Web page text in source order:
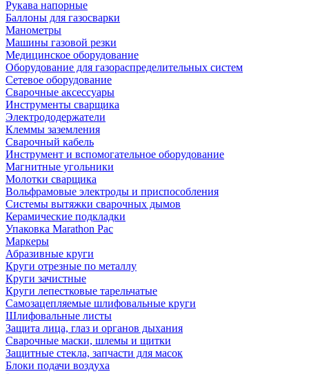
Рукава напорные
Баллоны для газосварки
Манометры
Машины газовой резки
Медицинское оборудование
Оборудование для газораспределительных систем
Сетевое оборудование
Сварочные аксессуары
Инструменты сварщика
Электрододержатели
Клеммы заземления
Сварочный кабель
Инструмент и вспомогательное оборудование
Магнитные угольники
Молотки сварщика
Вольфрамовые электроды и приспособления
Системы вытяжки сварочных дымов
Керамические подкладки
Упаковка Marathon Pac
Маркеры
Абразивные круги
Круги отрезные по металлу
Круги зачистные
Круги лепестковые тарельчатые
Самозацепляемые шлифовальные круги
Шлифовальные листы
Защита лица, глаз и органов дыхания
Сварочные маски, шлемы и щитки
Защитные стекла, запчасти для масок
Блоки подачи воздуха